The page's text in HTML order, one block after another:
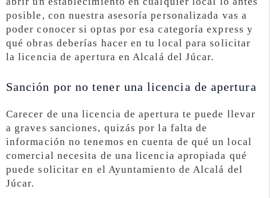
posible, con nuestra asesoría personalizada vas a
poder conocer si optas por esa categoría express y
qué obras deberías hacer en tu local para solicitar
la licencia de apertura en Alcalá del Júcar.
Sanción por no tener una licencia de apertura
Carecer de una licencia de apertura te puede llevar
a graves sanciones, quizás por la falta de
información no tenemos en cuenta de qué un local
comercial necesita de una licencia apropiada qué
puede solicitar en el Ayuntamiento de Alcalá del
Júcar.